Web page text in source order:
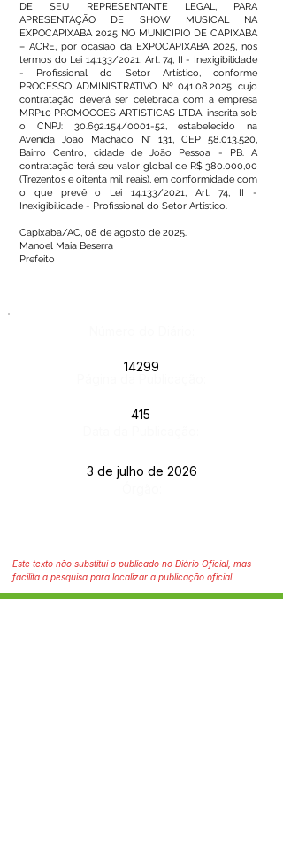
DE SEU REPRESENTANTE LEGAL, PARA
APRESENTAÇÃO DE SHOW MUSICAL NA
EXPOCAPIXABA 2025 NO MUNICIPIO DE CAPIXABA
– ACRE, por ocasião da EXPOCAPIXABA 2025, nos
termos do Lei 14.133/2021, Art. 74, II - Inexigibilidade
- Profissional do Setor Artístico, conforme
PROCESSO ADMINISTRATIVO Nº 041.08.2025, cujo
contratação deverá ser celebrada com a empresa
MRP10 PROMOCOES ARTISTICAS LTDA, inscrita sob
o CNPJ: 30.692.154/0001-52, estabelecido na
Avenida João Machado N° 131, CEP 58.013.520,
Bairro Centro, cidade de João Pessoa - PB. A
contratação terá seu valor global de R$ 380.000,00
(Trezentos e oitenta mil reais), em conformidade com
o que prevê o Lei 14.133/2021, Art. 74, II -
Inexigibilidade - Profissional do Setor Artístico.
Capixaba/AC, 08 de agosto de 2025.
Manoel Maia Beserra
Prefeito
14299
415
3 de julho de 2026
Este texto não substitui o publicado no Diário Oficial, mas
facilita a pesquisa para localizar a publicação oficial.